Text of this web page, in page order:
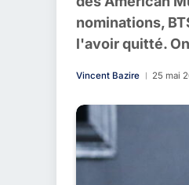
nominations,
l'avoir quitté.
Vincent Bazire 25 mai